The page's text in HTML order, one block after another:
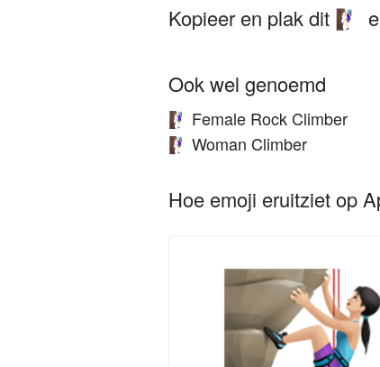
Kopieer en plak dit 🧗🏻‍♀️
Ook wel genoemd
🧗🏻‍♀️ Female Rock Climber
🧗🏻‍♀️ Woman Climber
Hoe emoji eruitziet op